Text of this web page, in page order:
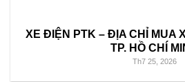
XE ĐIỆN PTK – ĐỊA CHỈ MUA
TP. HỒ CHÍ
Th7 25, 2026